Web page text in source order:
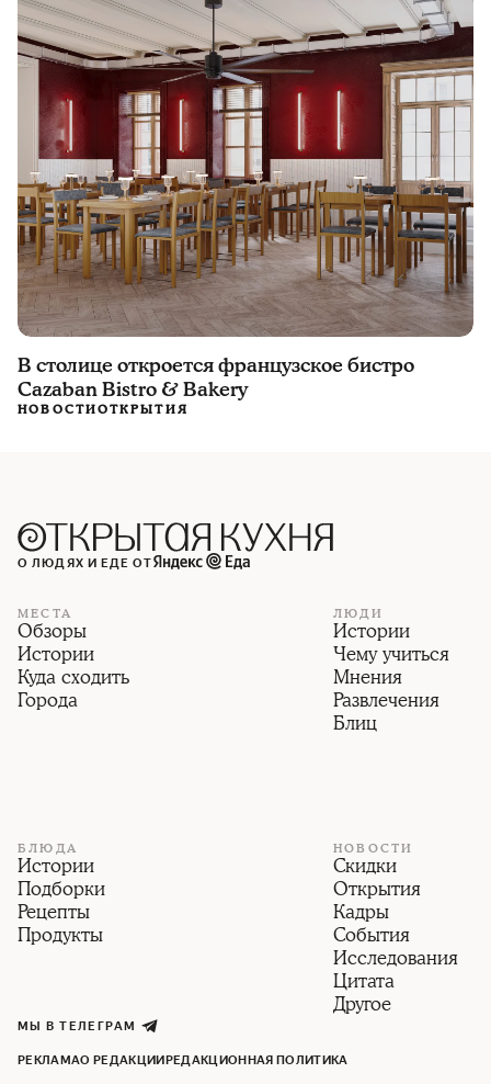
В столице откроется французское бистро
Cazaban Bistro & Bakery
НОВОСТИОТКРЫТИЯ
О ЛЮДЯХ И ЕДЕ ОТ
МЕСТА
Обзоры
Истории
Куда сходить
Города
ЛЮДИ
Истории
Чему учиться
Мнения
Развлечения
Блиц
БЛЮДА
Истории
Подборки
Рецепты
Продукты
НОВОСТИ
Скидки
Открытия
Кадры
События
Исследования
Цитата
Другое
МЫ В ТЕЛЕГРАМ
РЕКЛАМАО РЕДАКЦИИ РЕДАКЦИОННАЯ ПОЛИТИКА